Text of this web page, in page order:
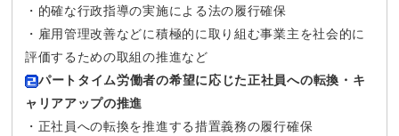
・的確な行政指導の実施による法の履行確保
・雇用管理改善などに積極的に取り組む事業主を社会的に
評価するための取組の推進など
パートタイム労働者の希望に応じた正社員への転換・キ
ャリアアップの推進
・正社員への転換を推進する措置義務の履行確保